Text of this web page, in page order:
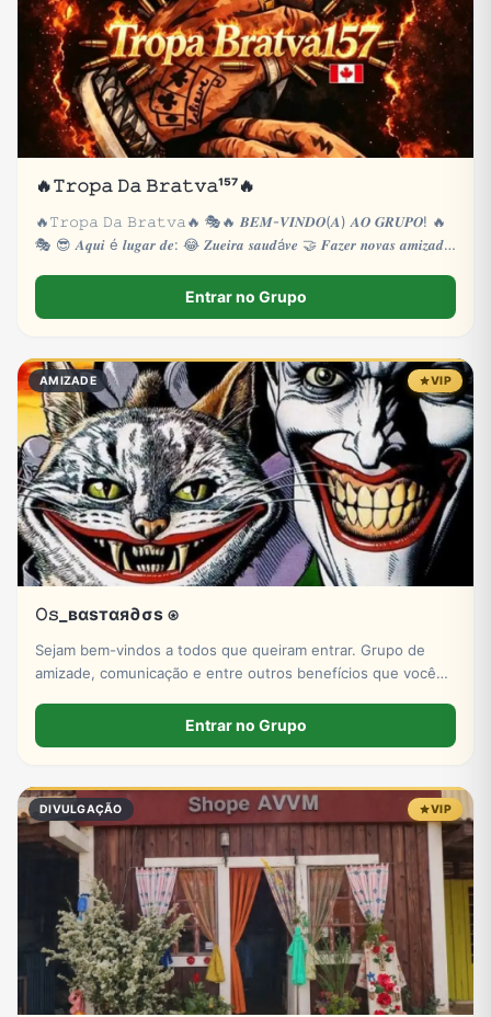
🔥𝚃𝚛𝚘𝚙𝚊 𝙳𝚊 𝙱𝚛𝚊𝚝𝚟𝚊¹⁵⁷🔥
🔥𝚃𝚛𝚘𝚙𝚊 𝙳𝚊 𝙱𝚛𝚊𝚝𝚟𝚊🔥 🎭🔥 𝑩𝑬𝑴-𝑽𝑰𝑵𝑫𝑶(𝑨) 𝑨𝑶 𝑮𝑹𝑼𝑷𝑶! 🔥
🎭 😎 𝑨𝒒𝒖𝒊 é 𝒍𝒖𝒈𝒂𝒓 𝒅𝒆: 😂 𝒁𝒖𝒆𝒊𝒓𝒂 𝒔𝒂𝒖𝒅á𝒗𝒆 🤝 𝑭𝒂𝒛𝒆𝒓 𝒏𝒐𝒗𝒂𝒔 𝒂𝒎𝒊𝒛𝒂𝒅𝒆𝒔
Entrar no Grupo
AMIZADE VIP
𝙾𝚜_вαѕтαя∂σѕ ⍟
Sejam bem-vindos a todos que queiram entrar. Grupo de
amizade, comunicação e entre outros benefícios que você
Entrar no Grupo
DIVULGAÇÃO VIP